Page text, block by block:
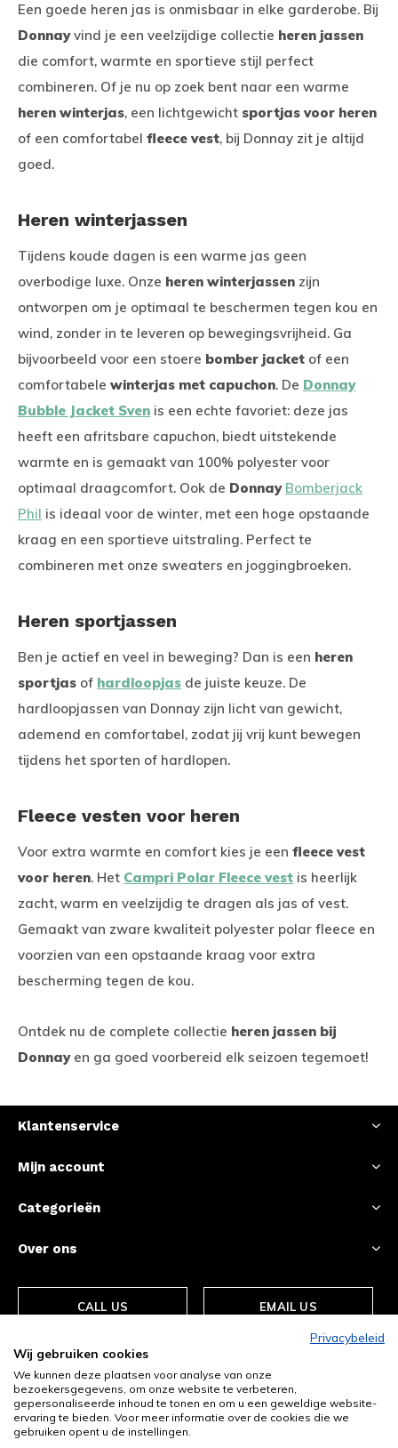
Een goede heren jas is onmisbaar in elke garderobe. Bij
Donnayvind je een veelzijdige collectie heren jassen
die comfort, warmte en sportieve stijl perfect
combineren. Of je nu op zoek bent naar een warme
heren winterjas, een lichtgewicht sportjas voor heren
of een comfortabel fleece vest, bij Donnay zit je altijd
goed.
Heren winterjassen
Tijdens koude dagen is een warme jas geen
overbodige luxe. Onze heren winterjassen zijn
ontworpen om je optimaal te beschermen tegen kou en
wind, zonder in te leveren op bewegingsvrijheid. Ga
bijvoorbeeld voor een stoere bomber jacket of een
comfortabele winterjas met capuchon. De Donnay
Bubble Jacket Sven is een echte favoriet: deze jas
heeft een afritsbare capuchon, biedt uitstekende
warmte en is gemaakt van 100% polyester voor
optimaal draagcomfort. Ook de Donnay Bomberjack
Phil is ideaal voor de winter, met een hoge opstaande
kraag en een sportieve uitstraling. Perfect te
combineren met onze sweaters en joggingbroeken.
Heren sportjassen
Ben je actief en veel in beweging? Dan is een heren
sportjas of hardloopjas de juiste keuze. De
hardloopjassen van Donnay zijn licht van gewicht,
ademend en comfortabel, zodat jij vrij kunt bewegen
tijdens het sporten of hardlopen.
Fleece vesten voor heren
Voor extra warmte en comfort kies je een fleece vest
voor heren. Het Campri Polar Fleece vest is heerlijk
zacht, warm en veelzijdig te dragen als jas of vest.
Gemaakt van zware kwaliteit polyester polar fleece en
voorzien van een opstaande kraag voor extra
bescherming tegen de kou.
Ontdek nu de complete collectie heren jassen bij
Donnayen ga goed voorbereid elk seizoen tegemoet!
Klantenservice
Mijn account
Categorieën
Over ons
CALL US EMAIL US
Privacybeleid
Wij gebruiken cookies
We kunnen deze plaatsen voor analyse van onze
bezoekersgegevens, om onze website te verbeteren,
gepersonaliseerde inhoud te tonen en om u een geweldige website-
ervaring te bieden. Voor meer informatie over de cookies die we
gebruiken opent u de instellingen.